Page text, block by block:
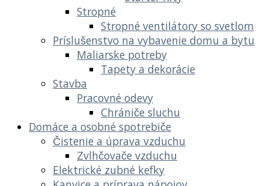
Stropné
Stropné ventilátory so svetlom
Príslušenstvo na vybavenie domu a bytu
Maliarske potreby
Tapety a dekorácie
Stavba
Pracovné odevy
Chrániče sluchu
Domáce a osobné spotrebiče
Čistenie a úprava vzduchu
Zvlhčovače vzduchu
Elektrické zubné kefky